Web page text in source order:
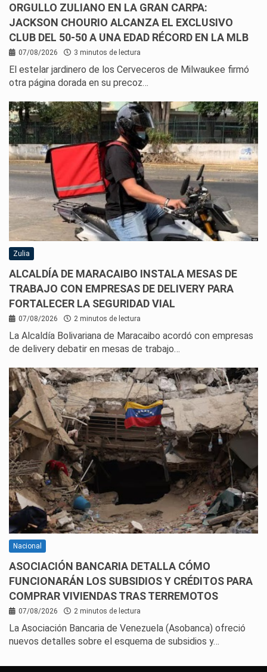
ORGULLO ZULIANO EN LA GRAN CARPA:
JACKSON CHOURIO ALCANZA EL EXCLUSIVO
CLUB DEL 50-50 A UNA EDAD RÉCORD EN LA MLB
07/08/2026 3 minutos de lectura
El estelar jardinero de los Cerveceros de Milwaukee firmó
otra página dorada en su precoz…
Zulia
ALCALDÍA DE MARACAIBO INSTALA MESAS DE
TRABAJO CON EMPRESAS DE DELIVERY PARA
FORTALECER LA SEGURIDAD VIAL
07/08/2026 2 minutos de lectura
La Alcaldía Bolivariana de Maracaibo acordó con empresas
de delivery debatir en mesas de trabajo…
Nacional
ASOCIACIÓN BANCARIA DETALLA CÓMO
FUNCIONARÁN LOS SUBSIDIOS Y CRÉDITOS PARA
COMPRAR VIVIENDAS TRAS TERREMOTOS
07/08/2026 2 minutos de lectura
La Asociación Bancaria de Venezuela (Asobanca) ofreció
nuevos detalles sobre el esquema de subsidios y…